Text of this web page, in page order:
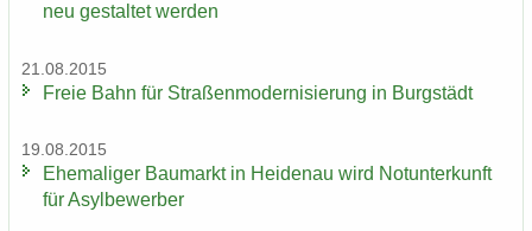
neu ge­stal­tet wer­den
21.08.2015
Freie Bahn für Stra­ßen­mo­der­ni­sie­rung in Burg­städt
19.08.2015
Ehe­ma­li­ger Bau­markt in Hei­den­au wird Not­un­ter­kunft
für Asyl­be­wer­ber